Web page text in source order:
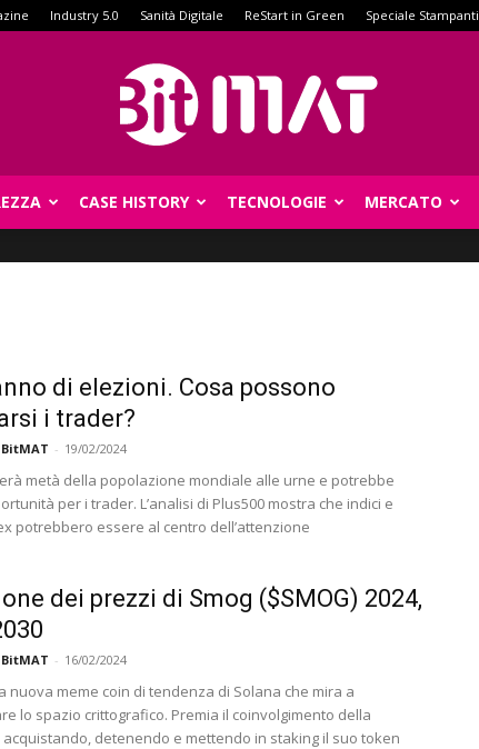
Industry 5.0 Sanità Digitale ReStart in Green Speciale Stampanti
CASE HISTORY TECNOLOGIE MERCATO
di elezioni. Cosa possono
i trader?
- 19/02/2024
metà della popolazione mondiale alle urne e potrebbe
per i trader. L’analisi di Plus500 mostra che indici e
potrebbero essere al centro dell’attenzione
dei prezzi di Smog ($SMOG) 2024,
- 16/02/2024
nuova meme coin di tendenza di Solana che mira a
lo spazio crittografico. Premia il coinvolgimento della
detenendo e mettendo in staking il suo token